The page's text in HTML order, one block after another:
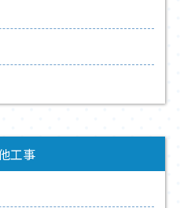
工事